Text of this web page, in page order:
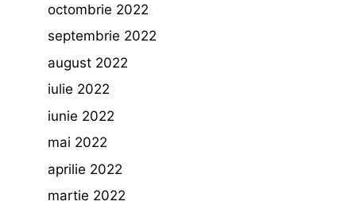
octombrie 2022
septembrie 2022
august 2022
iulie 2022
iunie 2022
mai 2022
aprilie 2022
martie 2022